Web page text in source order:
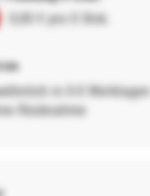
0,00 € pro 0 Stck.
in 0-0 Werktagen
Rücknahme